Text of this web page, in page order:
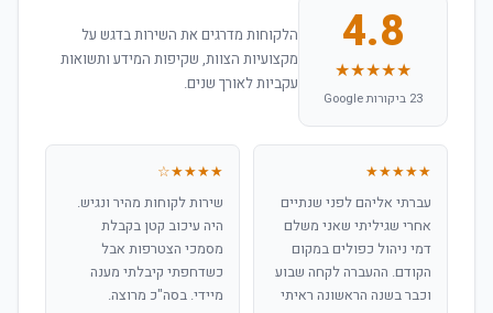
4.8
★★★★★
23 ביקורות Google
הלקוחות מדרגים את השירות בדגש על
מקצועיות הצוות, שקיפות המידע ותשואות
עקביות לאורך שנים.
★★★★★
עברתי אליהם לפני שנתיים
אחרי שגיליתי שאני משלם
דמי ניהול כפולים במקום
הקודם. ההעברה לקחה שבוע
וכבר בשנה הראשונה ראיתי
★★★★☆
שירות לקוחות מהיר ונגיש.
היה עיכוב קטן בקבלת
מסמכי הצטרפות אבל
כשדחפתי קיבלתי מענה
מיידי. בסה"כ מרוצה.